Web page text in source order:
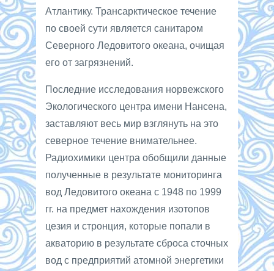
Атлантику. Трансарктическое течение
по своей сути является санитаром
Северного Ледовитого океана, очищая
его от загрязнений.
Последние исследования норвежского
Экологического центра имени Нансена,
заставляют весь мир взглянуть на это
северное течение внимательнее.
Радиохимики центра обобщили данные
полученные в результате мониторинга
вод Ледовитого океана с 1948 по 1999
гг. на предмет нахождения изотопов
цезия и стронция, которые попали в
акваторию в результате сброса сточных
вод с предприятий атомной энергетики